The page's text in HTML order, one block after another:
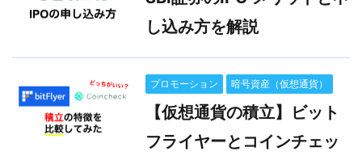
し込み方を解説
プロモーション 暗号資産（仮想通貨）
【仮想通貨の積立】ビット
フライヤーとコインチェッ